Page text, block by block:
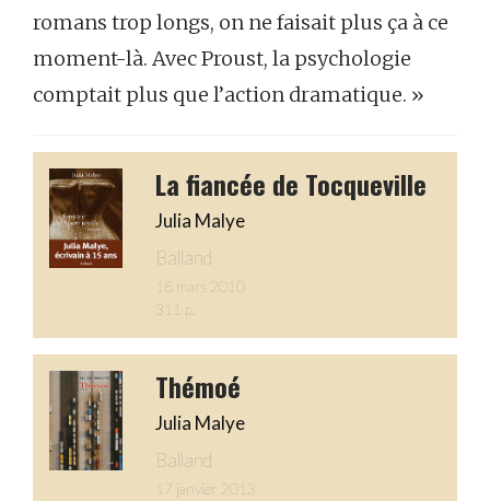
romans trop longs, on ne faisait plus ça à ce
moment-là. Avec Proust, la psychologie
comptait plus que l’action dramatique. »
La fiancée de Tocqueville
Julia Malye
Balland
18 mars 2010
311 p.
Thémoé
Julia Malye
Balland
17 janvier 2013